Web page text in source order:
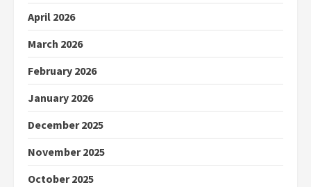
April 2026
March 2026
February 2026
January 2026
December 2025
November 2025
October 2025